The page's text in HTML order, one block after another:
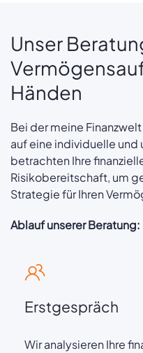
Unser
Händen
Bei der meine
auf eine individuelle
betrachten Ihre
Risikobereitschaft, um
Strategie für Ihren
Ablauf unserer Beratung:
Erstgespräch
Wir analysieren Ihre